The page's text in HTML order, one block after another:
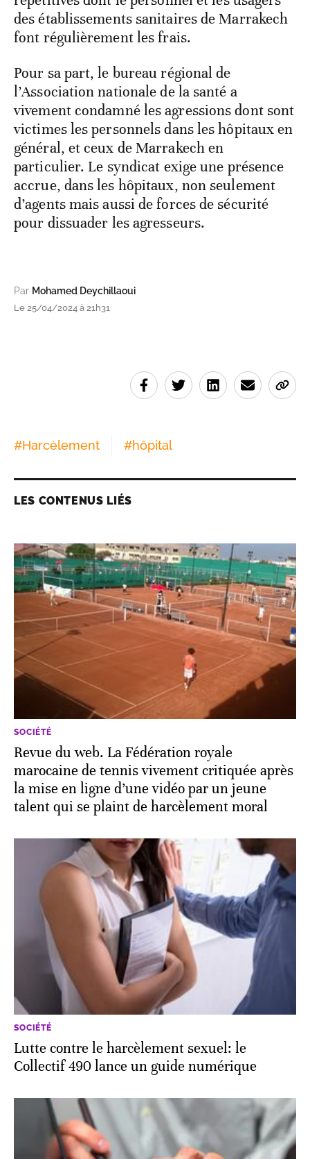
des établissements sanitaires de Marrakech
font régulièrement les frais.
Pour sa part, le bureau régional de
l’Association nationale de la santé a
vivement condamné les agressions dont sont
victimes les personnels dans les hôpitaux en
général, et ceux de Marrakech en
particulier. Le syndicat exige une présence
accrue, dans les hôpitaux, non seulement
d’agents mais aussi de forces de sécurité
pour dissuader les agresseurs.
Par Mohamed Deychillaoui
Le 25/04/2024 à 21h31
#Harcèlement #hôpital
LES CONTENUS LIÉS
SOCIÉTÉ
Revue du web. La Fédération royale
marocaine de tennis vivement critiquée après
la mise en ligne d’une vidéo par un jeune
talent qui se plaint de harcèlement moral
SOCIÉTÉ
Lutte contre le harcèlement sexuel: le
Collectif 490 lance un guide numérique